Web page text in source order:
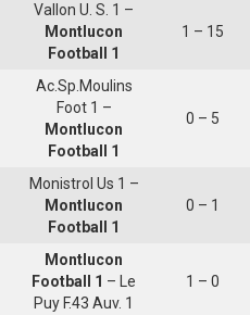
Vallon U. S. 1 –
Montlucon
Football 1
1 – 15
Ac.Sp.Moulins
Foot 1 –
Montlucon
Football 1
0 – 5
Monistrol Us 1 –
Montlucon
Football 1
0 – 1
Montlucon
Football 1 – Le
Puy F.43 Auv. 1
1 – 0